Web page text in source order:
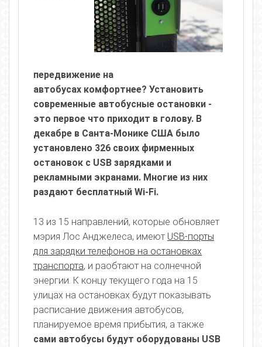
передвижение на
автобусах комфортнее? Установить
современные автобусные остановки -
это первое что приходит в голову. В
декабре в Санта-Монике США было
установлено 326 своих фирменных
остановок с USB зарядками и
рекламными экранами. Многие из них
раздают бесплатный Wi-Fi.
13 из 15 направлений, которые обновляет
мэрия Лос Анджелеса, имеют USB-порты
для зарядки телефонов на остановках
транспорта, и раобтают на солнечной
энергии. К концу текущего года на 15
улицах на остановках будут показывать
расписание движения автобусов,
планируемое время прибытия, а также
сами автобусы будут оборудованы USB